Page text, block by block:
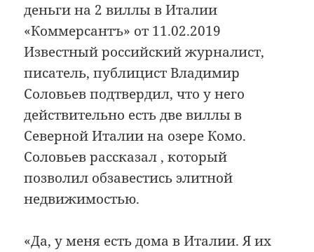
деньги на 2 виллы в Италии
«Коммерсантъ» от 11.02.2019
Известный российский журналист,
писатель, публицист Владимир
Соловьев подтвердил, что у него
действительно есть две виллы в
Северной Италии на озере Комо.
Соловьев рассказал , который
позволил обзавестись элитной
недвижимостью.
«Да, у меня есть дома в Италии. Я их